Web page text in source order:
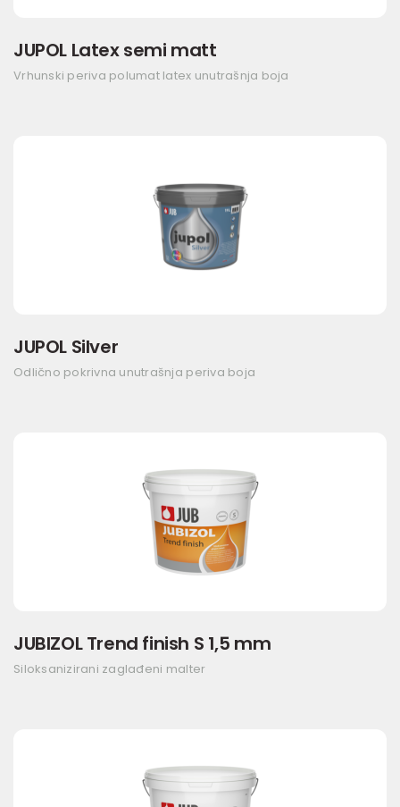
JUPOL Latex semi matt
Vrhunski periva polumat latex unutrašnja boja
JUPOL Silver
Odlično pokrivna unutrašnja periva boja
JUBIZOL Trend finish S 1,5 mm
Siloksanizirani zaglađeni malter